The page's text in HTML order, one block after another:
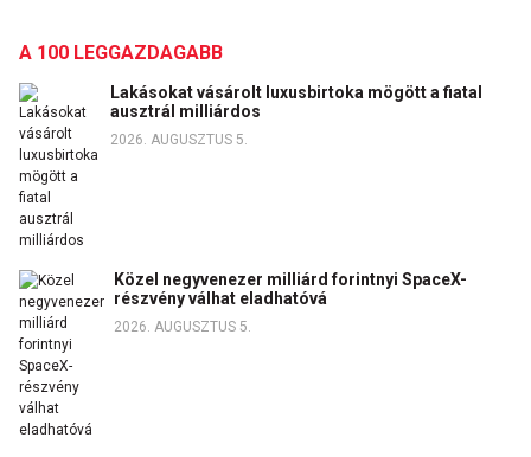
A 100 LEGGAZDAGABB
Lakásokat vásárolt luxusbirtoka mögött a fiatal
ausztrál milliárdos
2026. AUGUSZTUS 5.
Közel negyvenezer milliárd forintnyi SpaceX-
részvény válhat eladhatóvá
2026. AUGUSZTUS 5.